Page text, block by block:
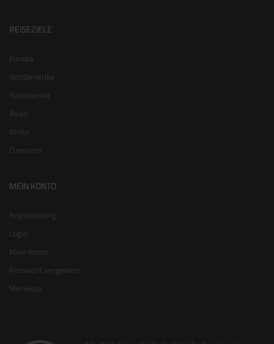
REISEZIELE
Europa
Nordamerika
Südamerika
Asien
Afrika
Ozeanien
MEIN KONTO
Registrierung
Login
Mein Konto
Passwort vergessen
Merkliste